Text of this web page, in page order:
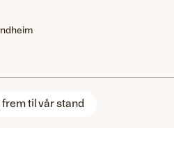
frem til vår stand